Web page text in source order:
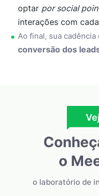
optar por social
interações com
Ao final, sua
conversão dos
o
o laboratório de